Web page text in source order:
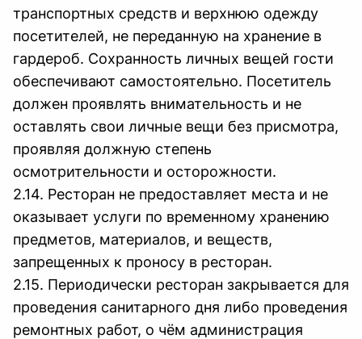
транспортных средств и верхнюю одежду
посетителей, не переданную на хранение в
гардероб. Сохранность личных вещей гости
обеспечивают самостоятельно. Посетитель
должен проявлять внимательность и не
оставлять свои личные вещи без присмотра,
проявляя должную степень
осмотрительности и осторожности.
2.14. Ресторан не предоставляет места и не
оказывает услуги по временному хранению
предметов, материалов, и веществ,
запрещенных к проносу в ресторан.
2.15. Периодически ресторан закрывается для
проведения санитарного дня либо проведения
ремонтных работ, о чём администрация